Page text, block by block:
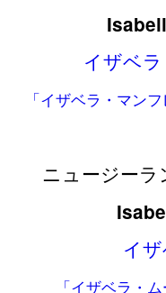
イザベラ
「イザベラ・マン
ニュージーラ
イ
「イザベラ・